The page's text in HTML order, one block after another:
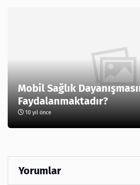
Mobil Sağlık
Faydalanmaktadır?
10 yıl önce
Yorumlar